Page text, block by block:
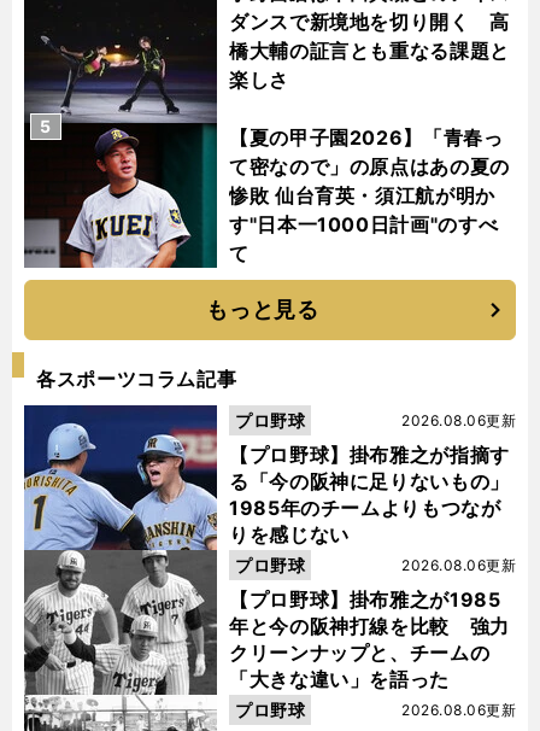
ダンスで新境地を切り開く 高
橋大輔の証言とも重なる課題と
楽しさ
【夏の甲子園2026】「青春っ
て密なので」の原点はあの夏の
惨敗 仙台育英・須江航が明か
す"日本一1000日計画"のすべ
て
5
もっと見る
各スポーツコラム記事
【プロ野球】掛布雅之が指摘す
る「今の阪神に足りないもの」
1985年のチームよりもつなが
りを感じない
2026.08.06更新
プロ野球
【プロ野球】掛布雅之が1985
年と今の阪神打線を比較 強力
クリーンナップと、チームの
「大きな違い」を語った
2026.08.06更新
プロ野球
2026.08.06更新
プロ野球